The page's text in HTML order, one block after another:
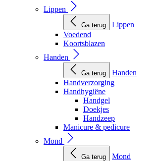
Lippen
Ga terug
Lippen
Voedend
Koortsblazen
Handen
Ga terug
Handen
Handverzorging
Handhygiëne
Handgel
Doekjes
Handzeep
Manicure & pedicure
Mond
Ga terug
Mond